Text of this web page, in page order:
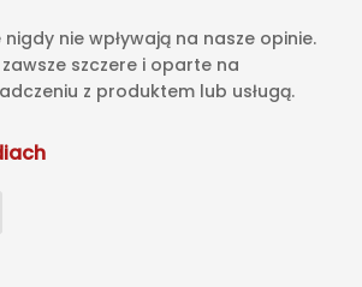
nigdy nie wpływają na nasze opinie.
szczere i oparte na
z produktem lub usługą.